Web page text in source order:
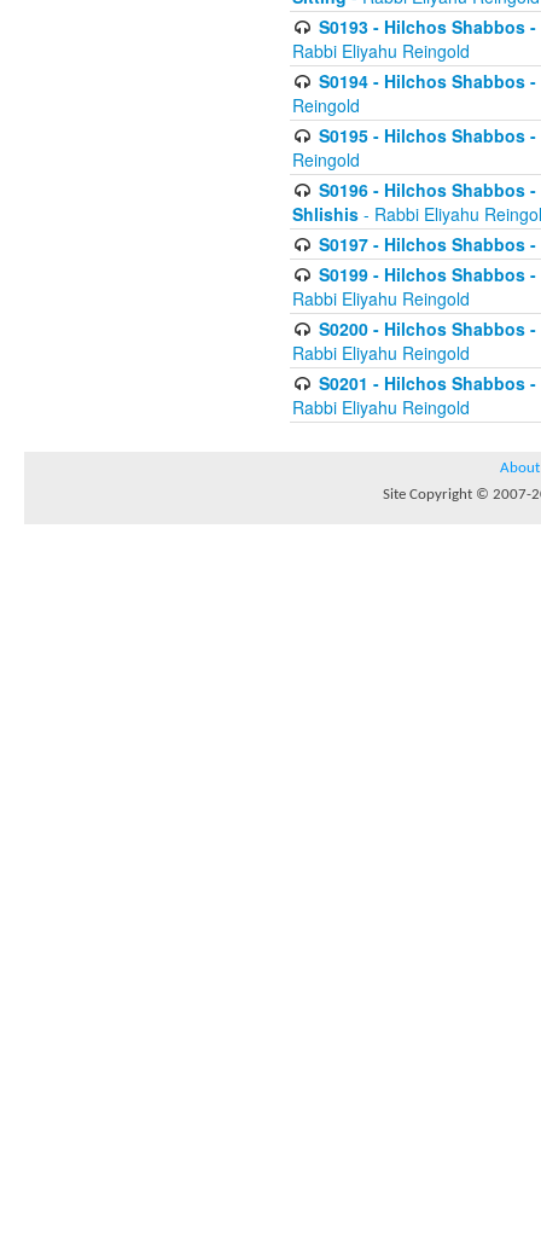
S0193 - Hilchos Shabbos
Rabbi Eliyahu Reingold
S0194 - Hilchos Shabbos
Reingold
S0195 - Hilchos Shabbos
Reingold
S0196 - Hilchos Shabbos
Shlishis - Rabbi Eliyahu
S0197 - Hilchos Shabbos
S0199 - Hilchos Shabbos
Rabbi Eliyahu Reingold
S0200 - Hilchos Shabbos
Rabbi Eliyahu Reingold
S0201 - Hilchos Shabbos
Rabbi Eliyahu Reingold
About
Site Copyright © 2007-